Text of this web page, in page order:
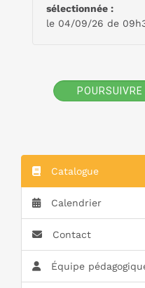
sélectionnée :
le 04/09/26 de
Catalogue
Calendrier
Contact
Équipe